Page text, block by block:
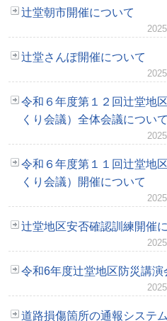
辻堂朝市開催について
辻堂さんぽ開催について
令和６年度第１２回辻堂地
くり会議）全体会議につい
令和６年度第１１回辻堂地
くり会議）開催について
辻堂地区安否確認訓練開催
令和6年度辻堂地区防災講
道路損傷箇所の通報システ